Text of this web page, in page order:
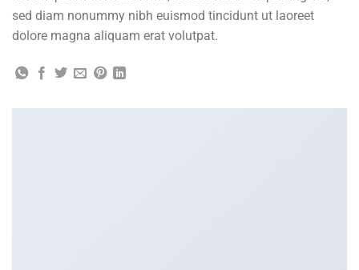
sed diam nonummy nibh euismod tincidunt ut laoreet
dolore magna aliquam erat volutpat.